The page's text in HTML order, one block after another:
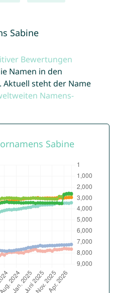
Sabine
Bewertungen
Namen in den
Aktuell steht der Name
Namens-